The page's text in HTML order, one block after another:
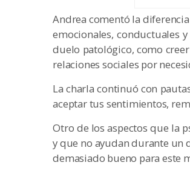
Andrea comentó la
emocionales, conductuales
duelo patológico, como
relaciones sociales por
La charla continuó con
aceptar tus sentimientos,
Otro de los aspectos que la
y que no ayudan durante un
demasiado bueno para este